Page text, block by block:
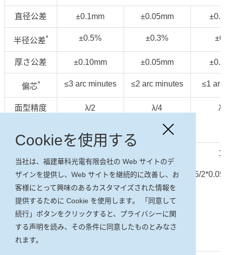
直径公差 ±0.1mm ±0.05mm
半径公差* ±0.5% ±0.3%
厚さ公差 ±0.10mm ±0.05mm
偏芯* ≤3 arc minutes ≤2 arc minutes ≤1
面型精度 λ/2 λ/4
(S/D)*
(MIL-PRF-
13830B)
(ISO101110)
5/2*0.4;L1*0.060 5/2*0.1;L1*0.020 5/
Cookieを使用する
当社は、福建華科光電有限会社の Web サイトのデ
ザインを提供し、Web サイトを継続的に改善し、お
客様にとって興味のあるカスタマイズされた情報を
提供するために Cookie を使用します。 「同意して
続行」ボタンをクリックすると、プライバシーに関
する声明を読み、その条件に同意したものとみなさ
れます。